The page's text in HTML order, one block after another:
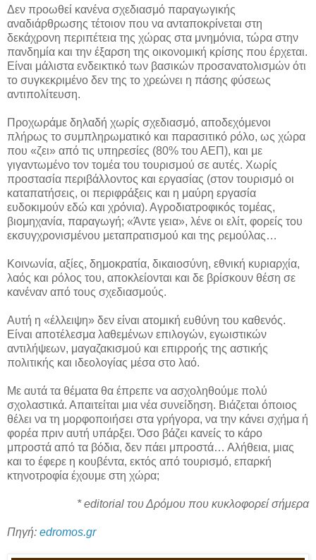
Δεν προωθεί κανένα σχεδιασμό παραγωγικής
αναδιάρθρωσης τέτοιον που να ανταποκρίνεται στη
δεκάχρονη περιπέτεια της χώρας στα μνημόνια, τώρα στην
πανδημία και την έξαρση της οικονομική κρίσης που έρχεται.
Είναι μάλιστα ενδεικτικό των βασικών προσανατολισμών ότι
το συγκεκριμένο δεν της το χρεώνει η πάσης φύσεως
αντιπολίτευση.
Προχωράμε δηλαδή χωρίς σχεδιασμό, αποδεχόμενοι
πλήρως το συμπληρωματικό και παρασιτικό ρόλο, ως χώρα
που «ζει» από τις υπηρεσίες (80% του ΑΕΠ), και με
γιγαντωμένο τον τομέα του τουρισμού σε αυτές. Χωρίς
προστασία περιβάλλοντος και εργασίας (στον τουρισμό οι
καταπατήσεις, οι περιφράξεις και η μαύρη εργασία
ευδοκιμούν εδώ και χρόνια). Αγροδιατροφικός τομέας,
βιομηχανία, παραγωγή; «Άντε γεια», λένε οι ελίτ, φορείς του
εκσυγχρονισμένου μεταπρατισμού και της ρεμούλας…
Κοινωνία, αξίες, δημοκρατία, δικαιοσύνη, εθνική κυριαρχία,
λαός και ρόλος του, αποκλείονται και δε βρίσκουν θέση σε
κανέναν από τους σχεδιασμούς.
Αυτή η «έλλειψη» δεν είναι ατομική ευθύνη του καθενός.
Είναι αποτέλεσμα λαθεμένων επιλογών, εγωιστικών
αντιλήψεων, μαγαζακισμού και επιρροής της αστικής
πολιτικής και ιδεολογίας μέσα στο λαό.
Με αυτά τα θέματα θα έπρεπε να ασχοληθούμε πολύ
σχολαστικά. Απαιτείται μια νέα συνείδηση. Βιάζεται όποιος
θέλει να τη μορφοποιήσει στα γρήγορα, να την κάνει σχήμα ή
φορέα πριν αυτή υπάρξει. Όσο βάζει κανείς το κάρο
μπροστά από τα βόδια, δεν πάει μπροστά… Αλήθεια, μιας
και το έφερε η κουβέντα, εκτός από τουρισμό, επαρκή
κτηνοτροφία έχουμε στη χώρα;
* editorial του Δρόμου που κυκλοφορεί σήμερα
Πηγή: edromos.gr